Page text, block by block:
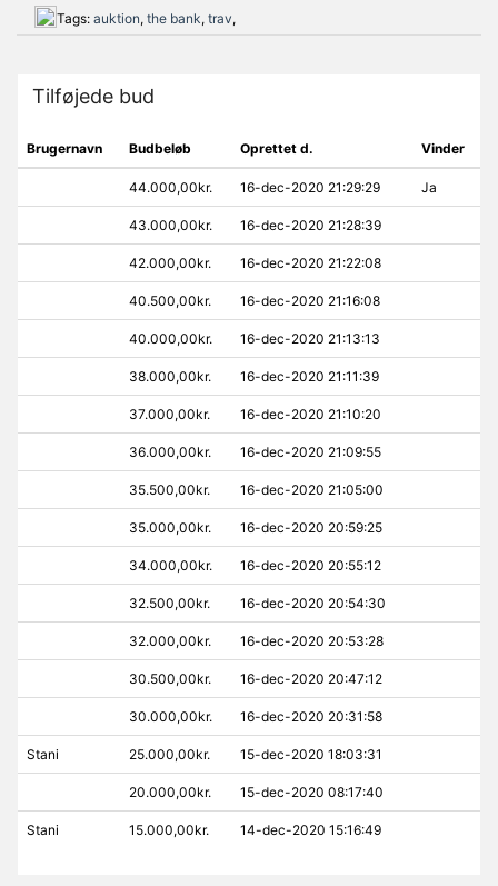
Tags: auktion, the bank, trav,
Tilføjede bud
Brugernavn Budbeløb Oprettet d. Vinder
44.000,00kr. 16-dec-2020 21:29:29 Ja
43.000,00kr. 16-dec-2020 21:28:39
42.000,00kr. 16-dec-2020 21:22:08
40.500,00kr. 16-dec-2020 21:16:08
40.000,00kr. 16-dec-2020 21:13:13
38.000,00kr. 16-dec-2020 21:11:39
37.000,00kr. 16-dec-2020 21:10:20
36.000,00kr. 16-dec-2020 21:09:55
35.500,00kr. 16-dec-2020 21:05:00
35.000,00kr. 16-dec-2020 20:59:25
34.000,00kr. 16-dec-2020 20:55:12
32.500,00kr. 16-dec-2020 20:54:30
32.000,00kr. 16-dec-2020 20:53:28
30.500,00kr. 16-dec-2020 20:47:12
30.000,00kr. 16-dec-2020 20:31:58
Stani 25.000,00kr. 15-dec-2020 18:03:31
20.000,00kr. 15-dec-2020 08:17:40
Stani 15.000,00kr. 14-dec-2020 15:16:49